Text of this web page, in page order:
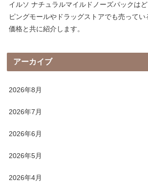
イルソ ナチュラルマイルドノーズパックは
ピングモールやドラッグストアでも売って
価格と共に紹介します。
アーカイブ
2026年8月
2026年7月
2026年6月
2026年5月
2026年4月